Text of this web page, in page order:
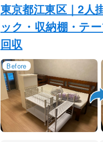
東京都江東区｜2人
ック・収納棚・テ
回収